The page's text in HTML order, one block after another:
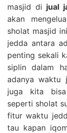
masjid di jual
akan
sholat masjid
jedda antara
penting sekali
siplin dalam
adanya waktu
juga kita bisa
seperti sholat
fitur waktu
tau kapan